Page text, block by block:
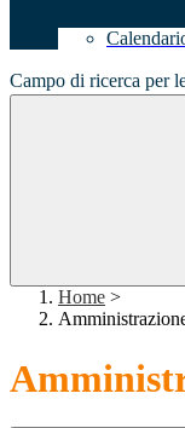
Campo di ricerca per
Home >